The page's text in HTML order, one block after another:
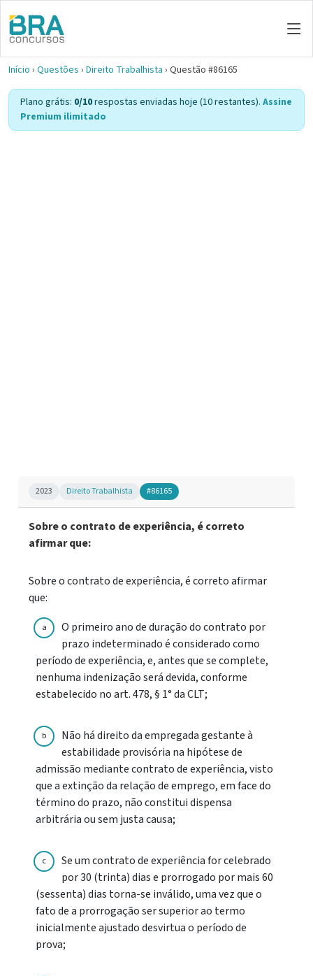
Início › Questões › Direito Trabalhista › Questão #86165
Plano grátis: 0/10respostas enviadas hoje (10 restantes). Assine
Premium ilimitado
2023 Direito Trabalhista #86165
Sobre o contrato de experiência, é correto
afirmar que:
Sobre o contrato de experiência, é correto afirmar
que:
a
O primeiro ano de duração do contrato por
prazo indeterminado é considerado como
período de experiência, e, antes que se complete,
nenhuma indenização será devida, conforme
estabelecido no art. 478, § 1° da CLT;
b
Não há direito da empregada gestante à
estabilidade provisória na hipótese de
admissão mediante contrato de experiência, visto
que a extinção da relação de emprego, em face do
término do prazo, não constitui dispensa
arbitrária ou sem justa causa;
c
Se um contrato de experiência for celebrado
por 30 (trinta) dias e prorrogado por mais 60
(sessenta) dias torna-se inválido, uma vez que o
fato de a prorrogação ser superior ao termo
inicialmente ajustado desvirtua o período de
prova;